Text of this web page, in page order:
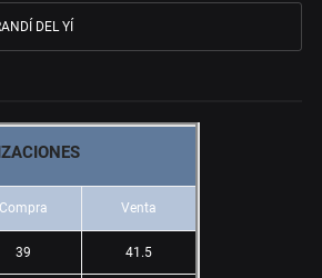
DEL YÍ
Compra Venta
39 41.5